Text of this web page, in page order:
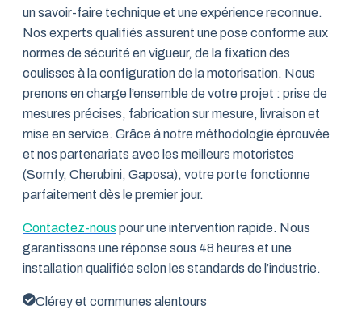
un savoir-faire technique et une expérience reconnue.
Nos experts qualifiés assurent une pose conforme aux
normes de sécurité en vigueur, de la fixation des
coulisses à la configuration de la motorisation. Nous
prenons en charge l’ensemble de votre projet : prise de
mesures précises, fabrication sur mesure, livraison et
mise en service. Grâce à notre méthodologie éprouvée
et nos partenariats avec les meilleurs motoristes
(Somfy, Cherubini, Gaposa), votre porte fonctionne
parfaitement dès le premier jour.
Contactez-nous pour une intervention rapide. Nous
garantissons une réponse sous 48 heures et une
installation qualifiée selon les standards de l’industrie.
Clérey et communes alentours